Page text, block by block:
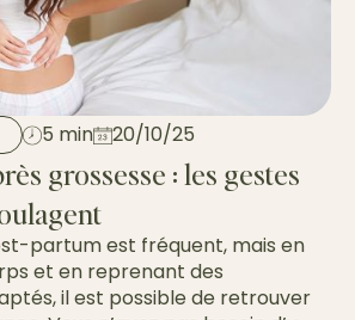
5 min 20/10/25
grossesse : les gestes
partum est fréquent, mais en
et en reprenant des
il est possible de retrouver